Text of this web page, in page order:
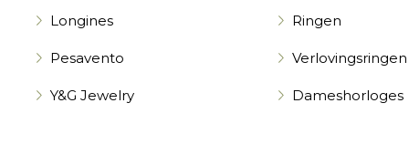
Longines
Pesavento
Y&G Jewelry
Ringen
Verlovingsringen
Dameshorloges